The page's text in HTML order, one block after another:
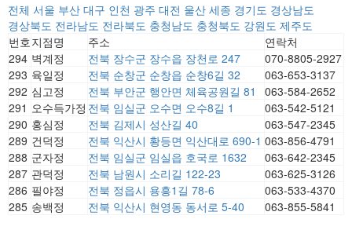
전체 서울 부산 대구 인천 광주 대전 울산 세종 경기도 경상남도
경상북도 전라남도 전라북도 충청남도 충청북도 강원도 제주도
번호지점명 주소
연락처
294 벽계정 전북 장수군 장수읍 장천로 247
070-8805-2927
293 육일정 전북 순창군 순창읍 순창6길 32
063-653-3137
292 심고정 전북 부안군 행안면 체육공원길 81
063-584-2652
291 오수득가정 전북 임실군 오수면 오수8길 1
063-542-5121
290 홍심정 전북 김제시 성산길 40
063-547-2345
289 건덕정 전북 익산시 황등면 익산대로 690-1 063-856-4791
288 군자정 전북 임실군 임실읍 호국로 1632
063-642-2345
287 관덕정 전북 남원시 소리길 122-23
063-625-3126
286 필야정 전북 정읍시 용흥1길 78-6
063-533-4370
285 송백정 전북 익산시 현영동 동서로 5-40 063-855-5841